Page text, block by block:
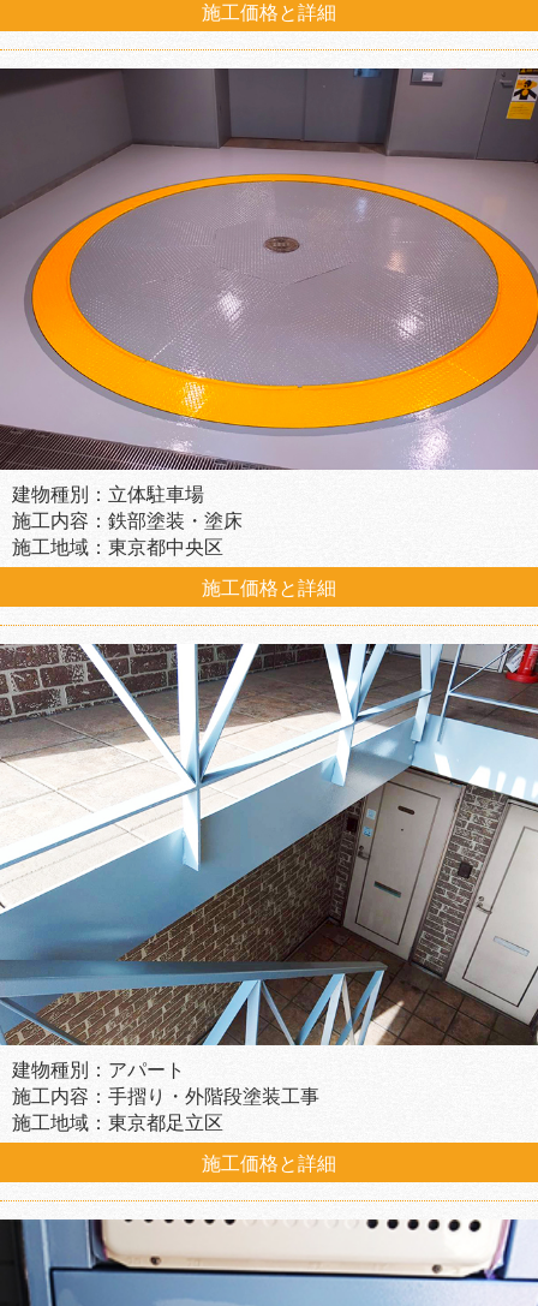
施工価格と詳細
建物種別：立体駐車場
施工内容：鉄部塗装・塗床
施工地域：東京都中央区
施工価格と詳細
建物種別：アパート
施工内容：手摺り・外階段塗装工事
施工地域：東京都足立区
施工価格と詳細